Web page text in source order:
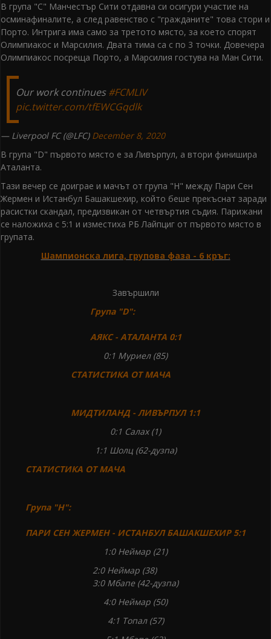
В група "С" Манчестър Сити отдавна си осигури участие на
осминафиналите, а след равенство с "гражданите" това стори и
Порто. Интрига има само за третото място, за което спорят
Олимпиакос и Марсилия. Двата тима са с по 3 точки. Довечера
Олимпиакос посреща Порто, а Марсилия гостува на Ман Сити.
Our work continues#FCMLIV
pic.twitter.com/tfEWCGqdlk
— Liverpool FC (@LFC) December 8, 2020
В група "D" първото място е за Ливърпул, а втори финишира
Аталанта.
Тази вечер се доиграе и мачът от група "Н" между Пари Сен
Жермен и Истанбул Башакшехир, който беше прекъснат заради
расистки скандал, предизвикан от четвъртия съдия. Парижани
се наложиха с 5:1 и изместиха РБ Лайпциг от първото място в
групата.
Шампионска лига, групова фаза - 6 кръг:
Завършили
Група "D":
АЯКС - АТАЛАНТА 0:1
0:1 Муриел (85)
СТАТИСТИКА ОТ МАЧА
МИДТИЛАНД - ЛИВЪРПУЛ 1:1
0:1 Салах (1)
1:1 Шолц (62-дузпа)
СТАТИСТИКА ОТ МАЧА
Група "Н":
ПАРИ СЕН ЖЕРМЕН - ИСТАНБУЛ БАШАКШЕХИР 5:1
1:0 Неймар (21)
2:0 Неймар (38)
3:0 Мбапе (42-дузпа)
4:0 Неймар (50)
4:1 Топал (57)